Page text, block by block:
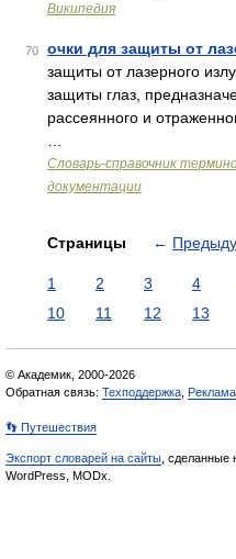
Википедия
70 очки для защиты от
защиты от лазерного
защиты глаз,
рассеянного и
Словарь-справочник
документации
Страницы ←
1 2 3 4
10
11 12 13
© Академик, 2000-2026
Обратная связь: Техподдержка
👣 Путешествия
Экспорт словарей на сайты , сделанные
WordPress, MODx.